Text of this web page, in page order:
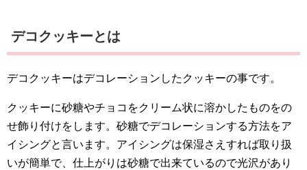
デコクッキーとは
デコクッキーはデコレーションしたクッキーの事です。
クッキーに砂糖やチョコをクリーム状に溶かしたものをの
せ飾り付けをします。砂糖でデコレーションする方法をア
イシングと言います。アイシングは保湿さえすれば取り扱
いが簡単で、仕上がりは砂糖で出来ているので光沢があり